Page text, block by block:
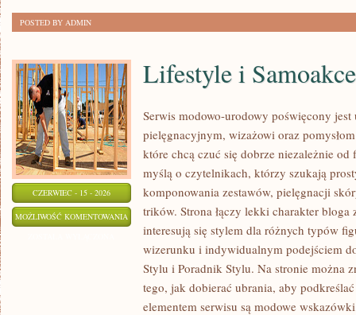
POSTED BY ADMIN
CZERWIEC - 15 - 2026
MOŻLIWOŚĆ KOMENTOWANIA LIFESTYLE
SAMOAKCEPTACJA
Lifestyle i
Serwis modowo-urodowy poświęcony
pielęgnacyjnym, wizażowi oraz
które chcą czuć się dobrze niezależnie od
myślą o czytelnikach, którzy szukają
komponowania zestawów, pielęgnacji
trików. Strona łączy lekki charakter
interesują się stylem dla różnych typów
wizerunku i indywidualnym podejściem
Stylu i Poradnik Stylu. Na stronie można
tego, jak dobierać ubrania, aby
elementem serwisu są modowe